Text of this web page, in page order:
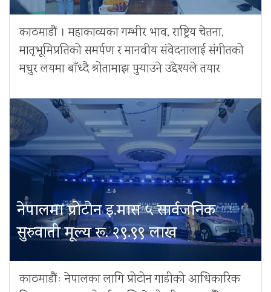
काठमाडौं । महाकाव्यका गम्भीर भाव, राष्ट्रिय चेतना,
मातृभूमिप्रतिको समर्पण र मानवीय संवेदनालाई संगीतको
मधुर लयमा बाँध्दै श्रोतामाझ पुर्‍याउने उद्देश्यले तयार
नेपालमा प्रोटोन इ.मास ५ सार्वजनिक
सुरुवाती मूल्य रू. २९.९९ लाख
काठमाडौंः नेपालका लागि प्रोटोन गाडीको आधिकारिक